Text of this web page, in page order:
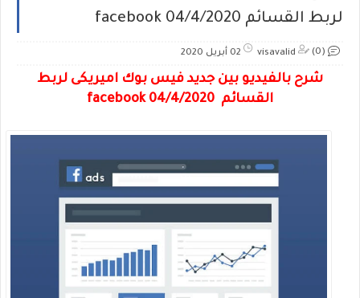
لربط القسائم facebook 04/4/2020
visavalid 02 أبريل 2020 (0)
شرح بالفيديو بين جديد فيس بوك اميريكى لربط
القسائم facebook 04/4/2020